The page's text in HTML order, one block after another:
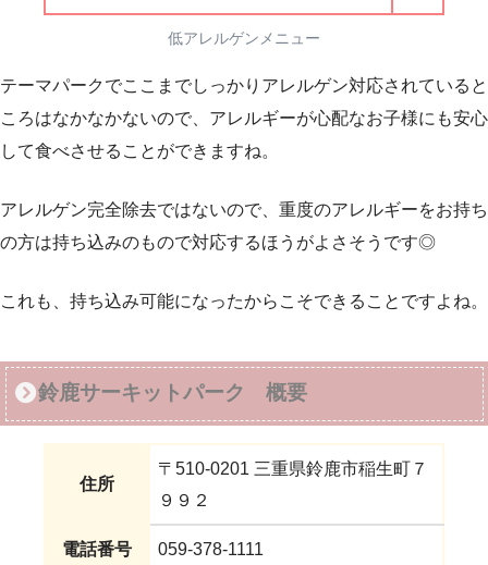
低アレルゲンメニュー
テーマパークでここまでしっかりアレルゲン対応されていると
ころはなかなかないので、アレルギーが心配なお子様にも安心
して食べさせることができますね。
アレルゲン完全除去ではないので、重度のアレルギーをお持ち
の方は持ち込みのもので対応するほうがよさそうです◎
これも、持ち込み可能になったからこそできることですよね。
鈴鹿サーキットパーク 概要
住所
〒510-0201 三重県鈴鹿市稲生町７
９９２
電話番号 059-378-1111